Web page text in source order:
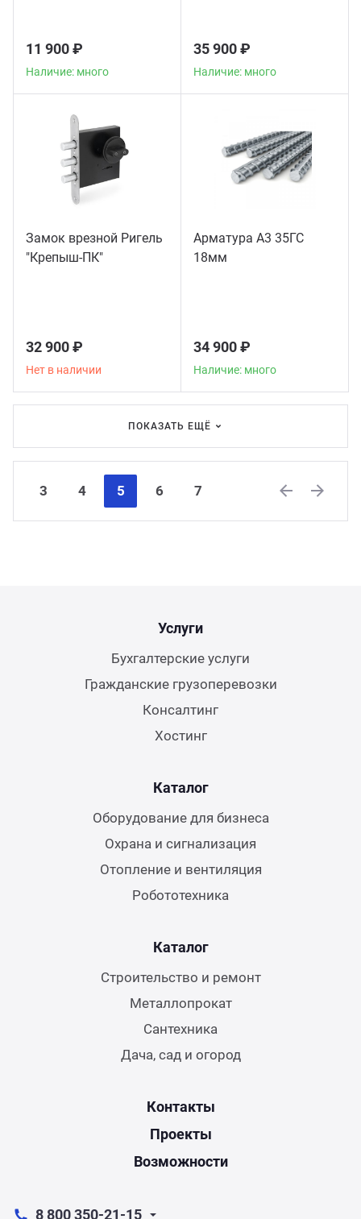
11 900 ₽
Наличие: много
35 900 ₽
Наличие: много
Замок врезной Ригель
"Крепыш-ПК"
32 900 ₽
Нет в наличии
Арматура А3 35ГС
18мм
34 900 ₽
Наличие: много
ПОКАЗАТЬ ЕЩЁ
3 4 5 6
7
Услуги
Бухгалтерские услуги
Гражданские грузоперевозки
Консалтинг
Хостинг
Каталог
Оборудование для бизнеса
Охрана и сигнализация
Отопление и вентиляция
Робототехника
Каталог
Строительство и ремонт
Металлопрокат
Сантехника
Дача, сад и огород
Контакты
Проекты
Возможности
8 800 350-21-15